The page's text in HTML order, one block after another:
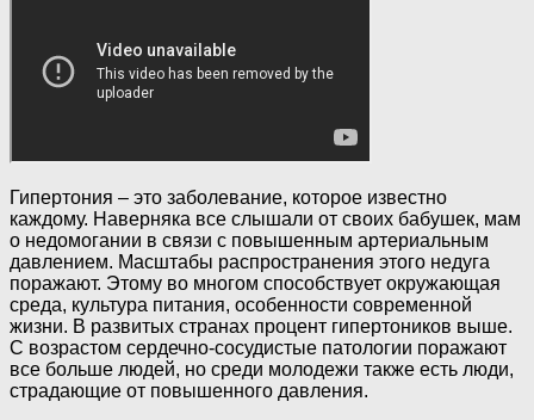
Гипертония – это заболевание, которое известно
каждому. Наверняка все слышали от своих бабушек, мам
о недомогании в связи с повышенным артериальным
давлением. Масштабы распространения этого недуга
поражают. Этому во многом способствует окружающая
среда, культура питания, особенности современной
жизни. В развитых странах процент гипертоников выше.
С возрастом сердечно-сосудистые патологии поражают
все больше людей, но среди молодежи также есть люди,
страдающие от повышенного давления.